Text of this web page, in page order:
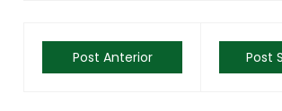
Post Anterior Post